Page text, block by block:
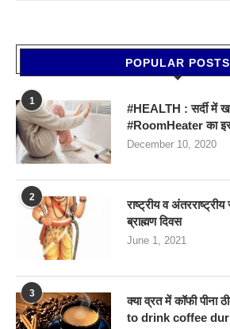
POPULAR POSTS
1
#HEALTH : सर्दी में
#RoomHeater का
December 10, 2020
2
राष्ट्रीय व
ब्राह्मण दिवस
June 1, 2021
3
क्या व्रत में कॉफी
to drink coffee